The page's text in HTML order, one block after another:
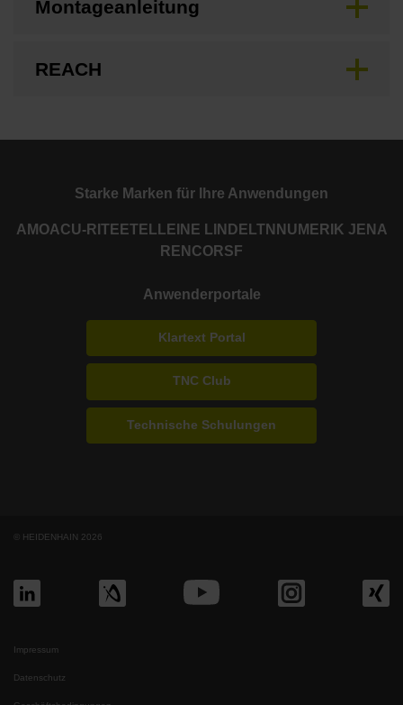
Montageanleitung
REACH
Starke Marken für Ihre Anwendungen
AMOACU-RITE ETEL LEINE LINDE LTN NUMERIK JENA
RENCORSF
Anwenderportale
Klartext Portal
TNC Club
Technische Schulungen
© HEIDENHAIN 2026
Impressum
Datenschutz